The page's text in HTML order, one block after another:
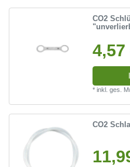
CO2
4,57
*inkl. ges.
CO2